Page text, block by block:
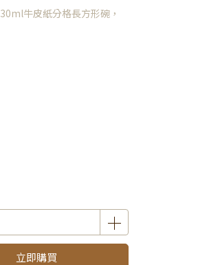
牛皮紙分格長方形碗，
立即購買